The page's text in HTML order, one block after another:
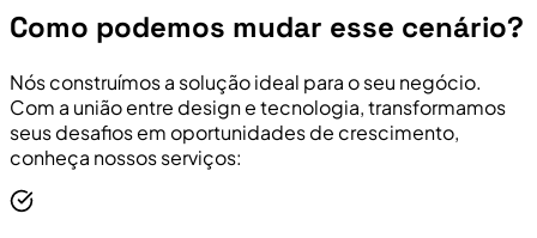
Como podemos mudar esse cenário?
Nós construímos a solução ideal para o seu negócio.
Com a união entre design e tecnologia, transformamos
seus desafios em oportunidades de crescimento,
conheça nossos serviços: